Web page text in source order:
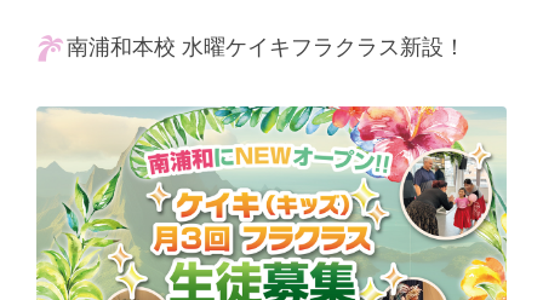
南浦和本校 水曜ケイキフラクラス新設！